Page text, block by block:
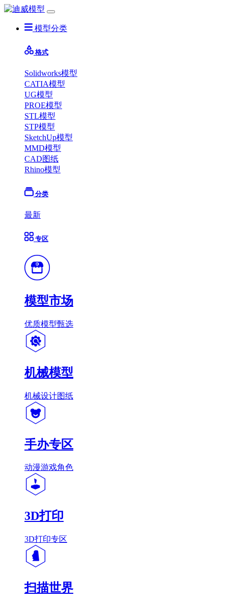
模型分类
格式
Solidworks模型
CATIA模型
UG模型
PROE模型
STL模型
STP模型
SketchUp模型
MMD模型
CAD图纸
Rhino模型
分类
最新
专区
模型市场
优质模型甄选
机械模型
机械设计图纸
手办专区
动漫游戏角色
3D打印
3D打印专区
扫描世界